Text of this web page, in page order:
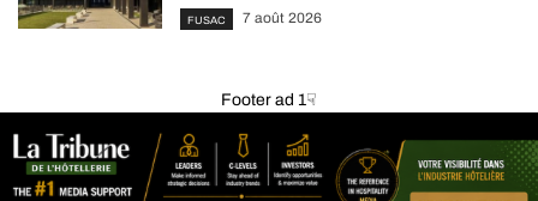
FUSAC 7 août 2026
Footer ad 1☟